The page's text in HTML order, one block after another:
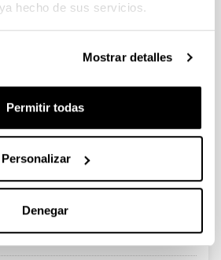
hecho de sus servicios.
Mostrar detalles
Permitir todas
Personalizar
Denegar
intermedias Use TAB para
Página
6 Página
7 Página
8 ...Páginas intermedias
Página
95